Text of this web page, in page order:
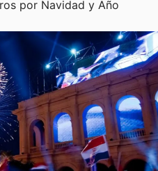
por Navidad y Año